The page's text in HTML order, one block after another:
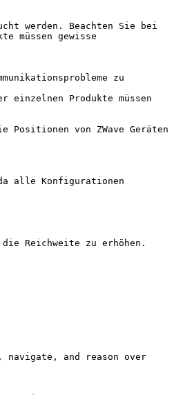
müssen gewisse
Reichweite zu erhöhen.
navigate, and reason over